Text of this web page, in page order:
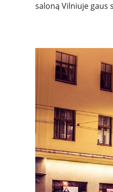
saloną Vilniuje gaus